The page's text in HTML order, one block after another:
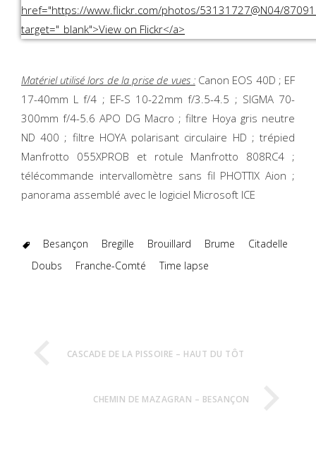
Matériel utilisé lors de la prise de vues :Canon EOS 40D ; EF
17-40mm L f/4 ; EF-S 10-22mm f/3.5-4.5 ; SIGMA 70-
300mm f/4-5.6 APO DG Macro ; filtre Hoya gris neutre
ND 400 ; filtre HOYA polarisant circulaire HD ; trépied
Manfrotto 055XPROB et rotule Manfrotto 808RC4 ;
télécommande intervallomètre sans fil PHOTTIX Aion ;
panorama assemblé avec le logiciel Microsoft ICE
Besançon Bregille Brouillard Brume
Citadelle
Doubs
Franche-Comté Time lapse
CASCADE DE LA PISSOIRE – HAUT DU TÔT
CHEMIN DE MAZAGRAN – BESANÇON